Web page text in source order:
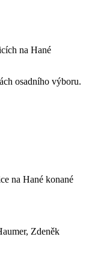
na Hané
osadního výboru.
na Hané konané
Zdeněk